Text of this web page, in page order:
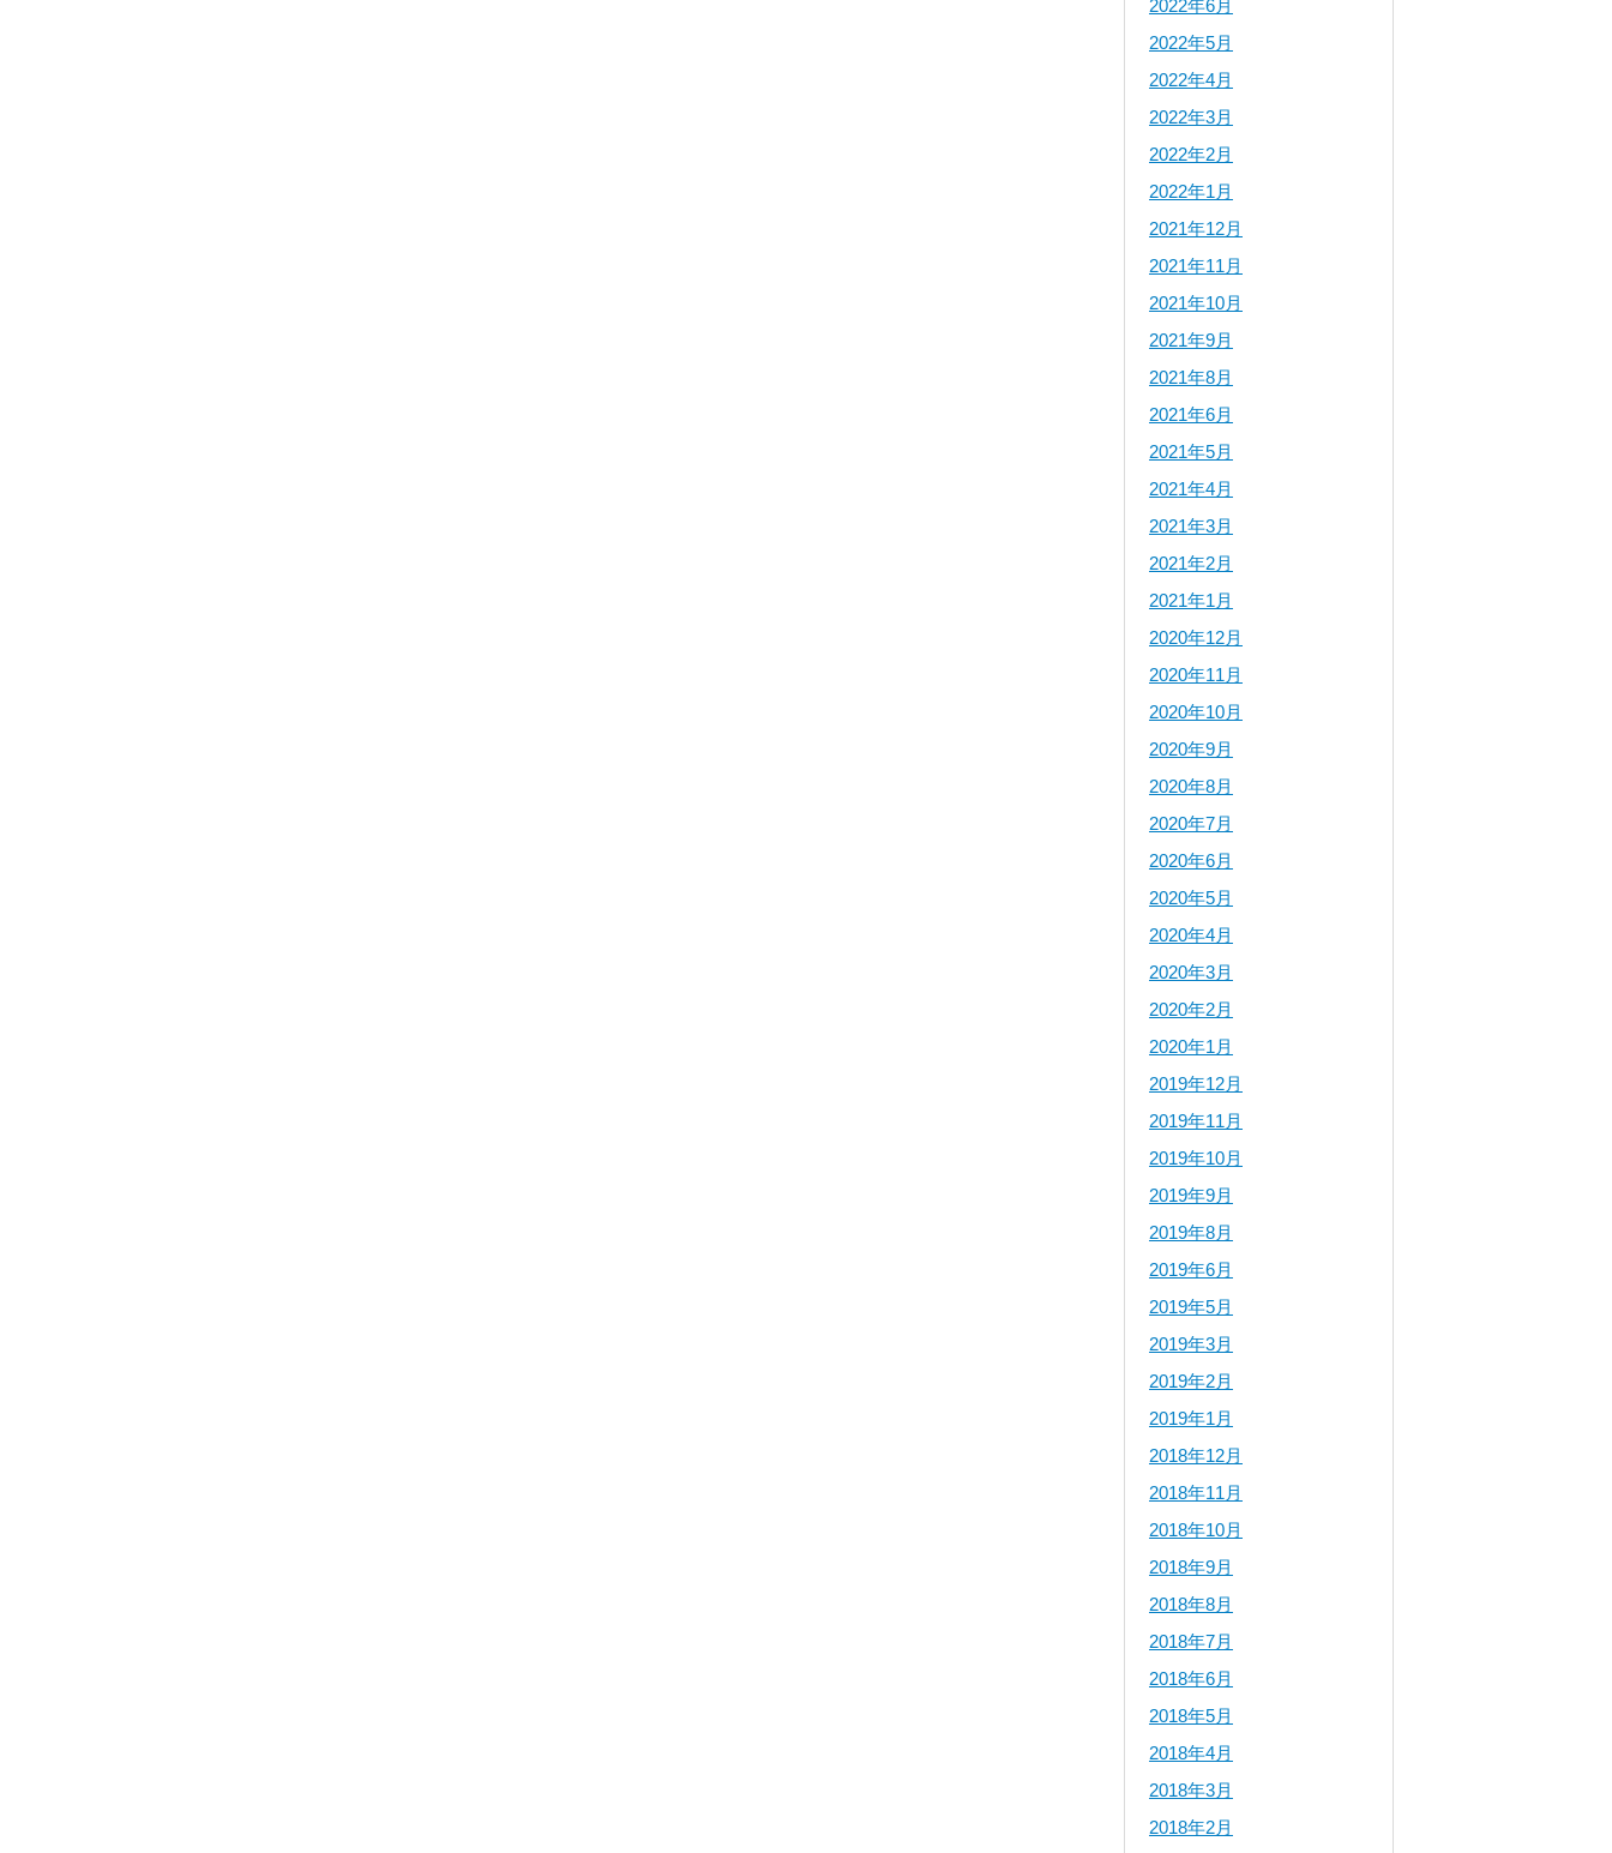
2022年6月
2022年5月
2022年4月
2022年3月
2022年2月
2022年1月
2021年12月
2021年11月
2021年10月
2021年9月
2021年8月
2021年6月
2021年5月
2021年4月
2021年3月
2021年2月
2021年1月
2020年12月
2020年11月
2020年10月
2020年9月
2020年8月
2020年7月
2020年6月
2020年5月
2020年4月
2020年3月
2020年2月
2020年1月
2019年12月
2019年11月
2019年10月
2019年9月
2019年8月
2019年6月
2019年5月
2019年3月
2019年2月
2019年1月
2018年12月
2018年11月
2018年10月
2018年9月
2018年8月
2018年7月
2018年6月
2018年5月
2018年4月
2018年3月
2018年2月